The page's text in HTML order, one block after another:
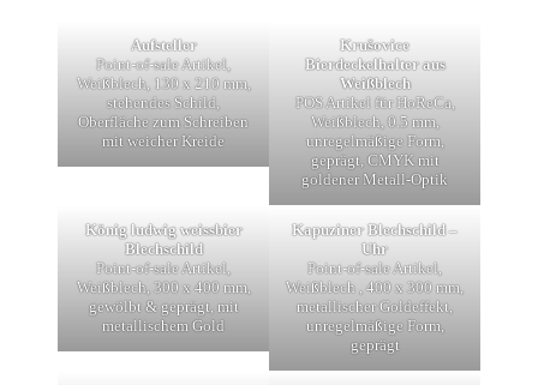
Aufsteller
Point-of-sale Artikel,
Weißblech, 130 x 210 mm,
stehendes Schild,
Oberfläche zum Schreiben
mit weicher Kreide
Krušovice
Bierdeckelhalter aus
Weißblech
POS Artikel für HoReCa,
Weißblech, 0.5 mm,
unregelmäßige Form,
geprägt, CMYK mit
goldener Metall-Optik
König ludwig weissbier
Blechschild
Point-of-sale Artikel,
Weißblech, 300 x 400 mm,
gewölbt & geprägt, mit
metallischem Gold
Kapuziner Blechschild –
Uhr
Point-of-sale Artikel,
Weißblech , 400 x 300 mm,
metallischer Goldeffekt,
unregelmäßige Form,
geprägt